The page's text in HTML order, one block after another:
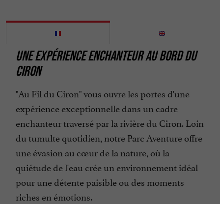
UNE EXPÉRIENCE ENCHANTEUR AU BORD DU
CIRON
"Au Fil du Ciron" vous ouvre les portes d'une
expérience exceptionnelle dans un cadre
enchanteur traversé par la rivière du Ciron. Loin
du tumulte quotidien, notre Parc Aventure offre
une évasion au cœur de la nature, où la
quiétude de l'eau crée un environnement idéal
pour une détente paisible ou des moments
riches en émotions.